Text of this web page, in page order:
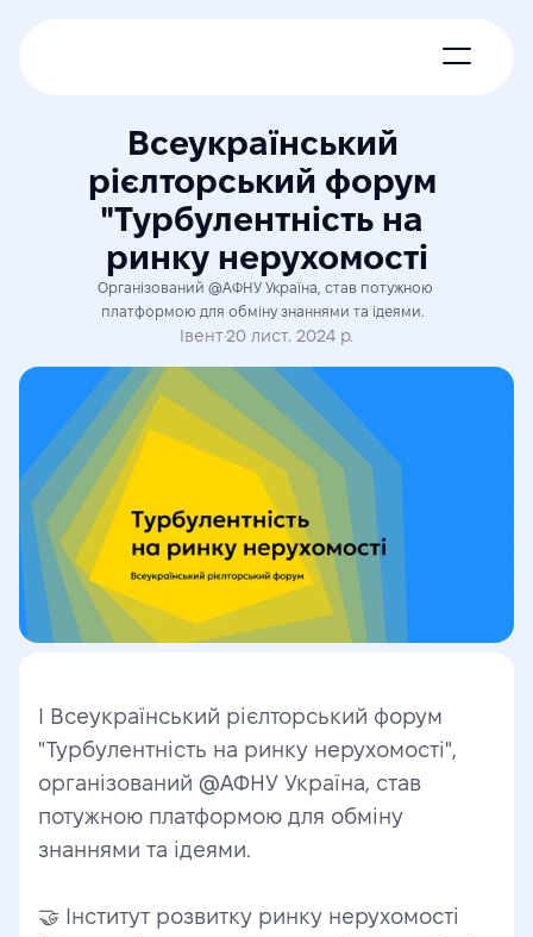
Новини
Експерти
Членські пакети
Контакти
Всеукраїнський
рієлторський форум
"Турбулентність на
ринку нерухомості
Організований @АФНУ Україна, став потужною
платформою для обміну знаннями та ідеями.
Івент·20 лист. 2024 р.
І Всеукраїнський рієлторський форум
"Турбулентність на ринку нерухомості",
організований @АФНУ Україна, став
потужною платформою для обміну
знаннями та ідеями.
🤝 Інститут розвитку ринку нерухомості